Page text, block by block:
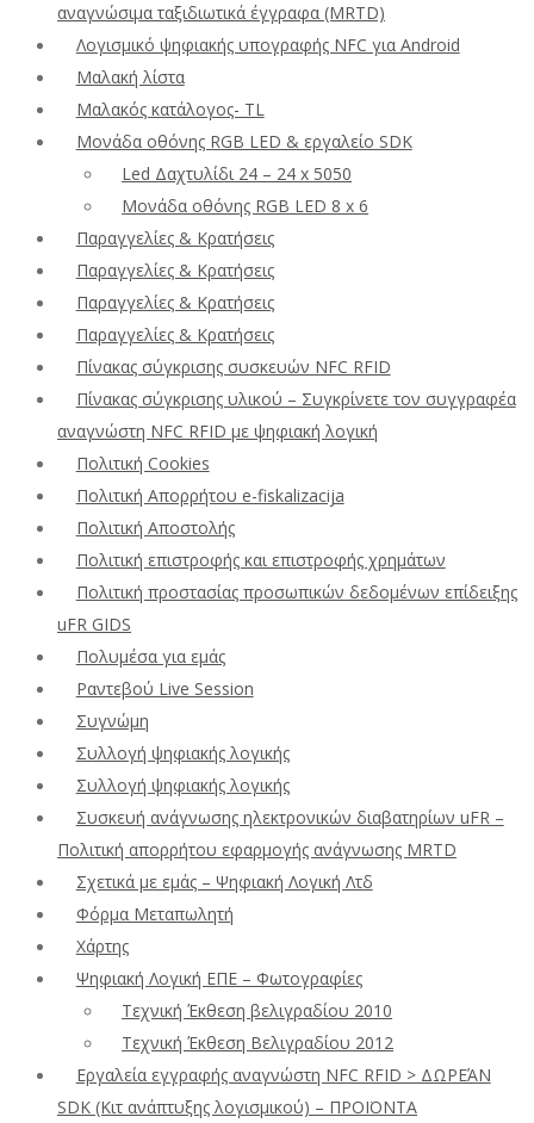
αναγνώσιμα ταξιδιωτικά έγγραφα (MRTD)
Λογισμικό ψηφιακής υπογραφής NFC για Android
Μαλακή λίστα
Μαλακός κατάλογος- TL
Μονάδα οθόνης RGB LED & εργαλείο SDK
Led Δαχτυλίδι 24 – 24 x 5050
Μονάδα οθόνης RGB LED 8 x 6
Παραγγελίες & Κρατήσεις
Παραγγελίες & Κρατήσεις
Παραγγελίες & Κρατήσεις
Παραγγελίες & Κρατήσεις
Πίνακας σύγκρισης συσκευών NFC RFID
Πίνακας σύγκρισης υλικού – Συγκρίνετε τον συγγραφέα
αναγνώστη NFC RFID με ψηφιακή λογική
Πολιτική Cookies
Πολιτική Απορρήτου e-fiskalizacija
Πολιτική Αποστολής
Πολιτική επιστροφής και επιστροφής χρημάτων
Πολιτική προστασίας προσωπικών δεδομένων επίδειξης
uFR GIDS
Πολυμέσα για εμάς
Ραντεβού Live Session
Συγνώμη
Συλλογή ψηφιακής λογικής
Συλλογή ψηφιακής λογικής
Συσκευή ανάγνωσης ηλεκτρονικών διαβατηρίων uFR –
Πολιτική απορρήτου εφαρμογής ανάγνωσης MRTD
Σχετικά με εμάς – Ψηφιακή Λογική Λτδ
Φόρμα Μεταπωλητή
Χάρτης
Ψηφιακή Λογική ΕΠΕ – Φωτογραφίες
Τεχνική Έκθεση βελιγραδίου 2010
Τεχνική Έκθεση Βελιγραδίου 2012
Εργαλεία εγγραφής αναγνώστη NFC RFID > ΔΩΡΕΆΝ
SDK (Κιτ ανάπτυξης λογισμικού) – ΠΡΟΪΟΝΤΑ